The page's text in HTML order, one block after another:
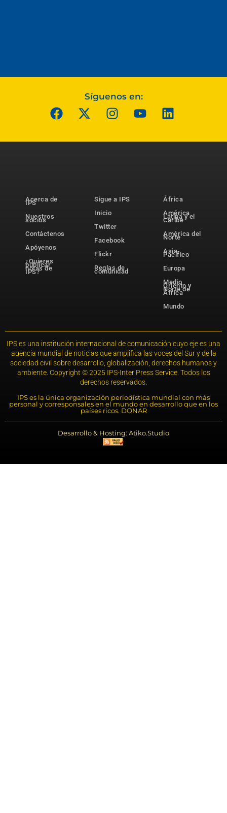
Síguenos en:
Acerca de
IPS
Nuestros
socios
Contáctenos
Apóyenos
¿Quieres
publicar
notas de
IPS?
Sigue a IPS
Inicio
Twitter
Facebook
Flickr
Reglas de
comunidad
África
América
Latina y el
Caribe
América del
Norte
Asia-
Pacífico
Europa
Medio
Oriente y
Norte de
África
Mundo
IPS es una institución internacional de comunicación cuyo eje es una
agencia mundial de noticias que amplifica las voces del Sur y de la
sociedad civil sobre desarrollo, globalización, derechos humanos y
ambiente. Copyright © 2025 IPS-Inter Press Service. Todos los
derechos reservados.
IPS es la única organización periodística mundial con más
personal y corresponsales en el mundo en desarrollo que en los
países ricos. DONAR
Desarrollo & Hosting: Atiko.Studio